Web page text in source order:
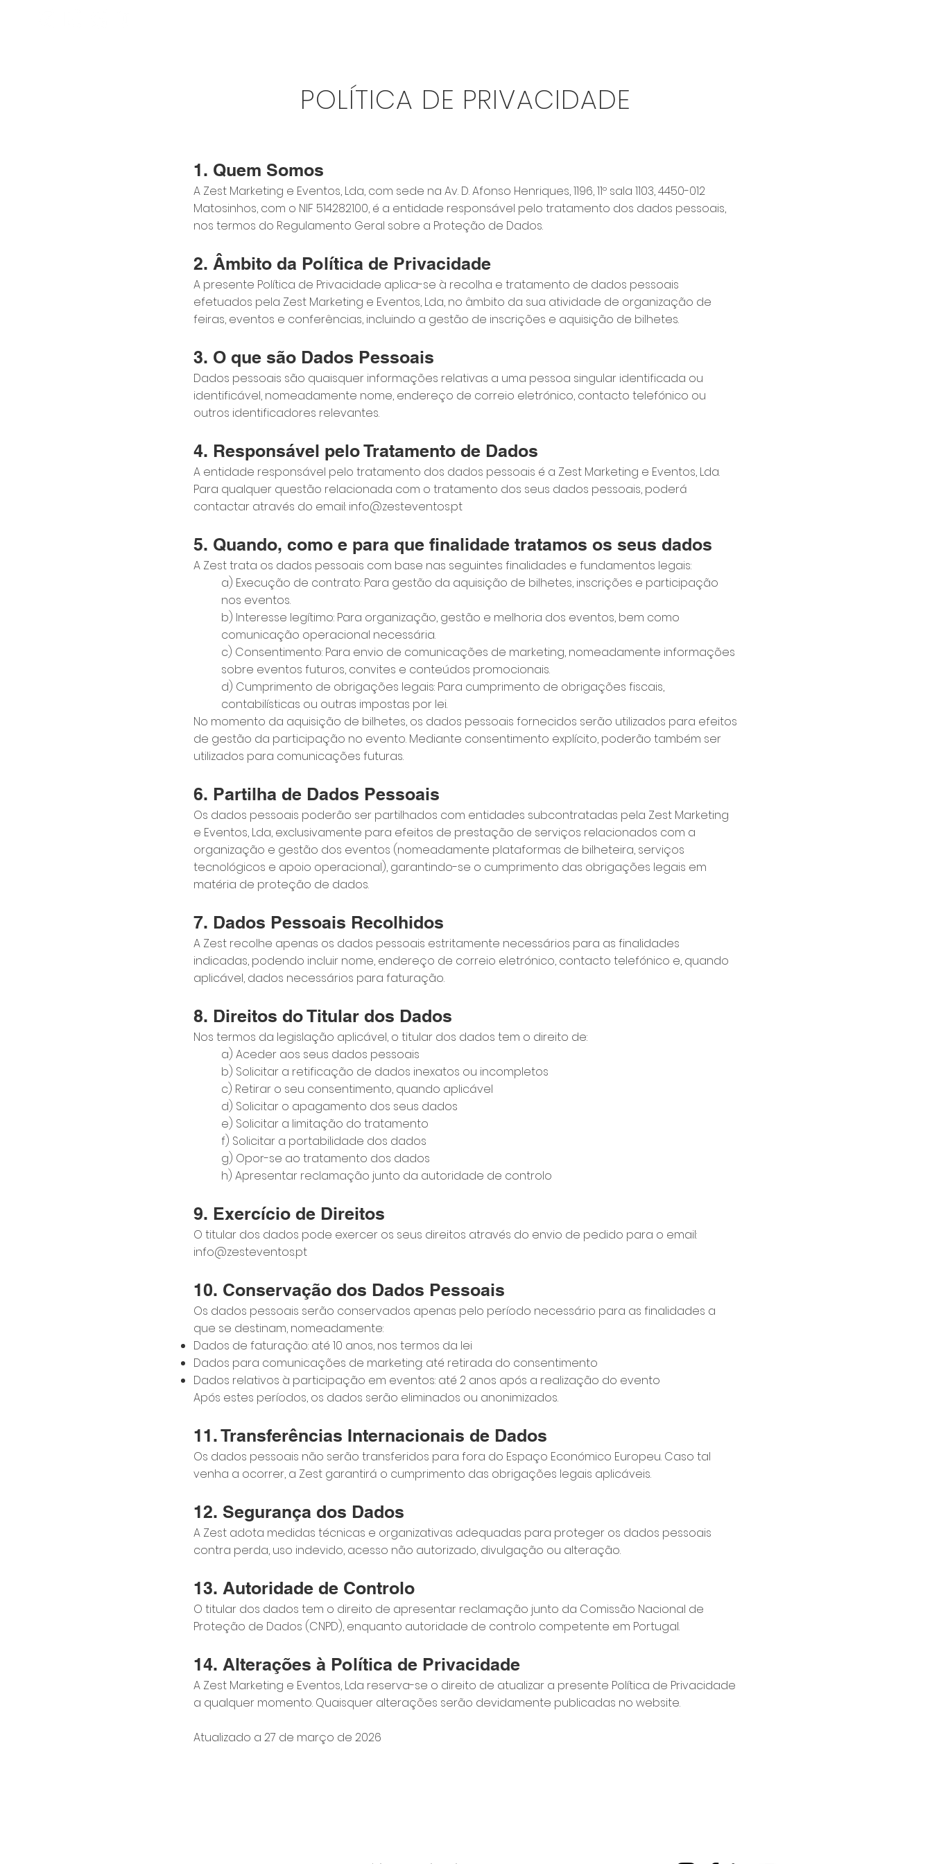
POLÍTICA DE PRIVACIDADE
1. Quem Somos
A Zest Marketing e Eventos, Lda, com sede na Av. D. Afonso Henriques, 1196, 11º sala 1103, 4450-012
Matosinhos, com o NIF 514282100, é a entidade responsável pelo tratamento dos dados pessoais,
nos termos do Regulamento Geral sobre a Proteção de Dados.
2. Âmbito da Política de Privacidade
A presente Política de Privacidade aplica-se à recolha e tratamento de dados pessoais
efetuados pela Zest Marketing e Eventos, Lda, no âmbito da sua atividade de organização de
feiras, eventos e conferências, incluindo a gestão de inscrições e aquisição de bilhetes.
3. O que são Dados Pessoais
Dados pessoais são quaisquer informações relativas a uma pessoa singular identificada ou
identificável, nomeadamente nome, endereço de correio eletrónico, contacto telefónico ou
outros identificadores relevantes.
4. Responsável pelo Tratamento de Dados
A entidade responsável pelo tratamento dos dados pessoais é a Zest Marketing e Eventos, Lda.
Para qualquer questão relacionada com o tratamento dos seus dados pessoais, poderá
contactar através do email: info@zesteventos.pt
5. Quando, como e para que finalidade tratamos os seus dados
A Zest trata os dados pessoais com base nas seguintes finalidades e fundamentos legais:
a) Execução de contrato: Para gestão da aquisição de bilhetes, inscrições e participação
nos eventos.
b) Interesse legítimo: Para organização, gestão e melhoria dos eventos, bem como
comunicação operacional necessária.
c) Consentimento: Para envio de comunicações de marketing, nomeadamente informações
sobre eventos futuros, convites e conteúdos promocionais.
d) Cumprimento de obrigações legais: Para cumprimento de obrigações fiscais,
contabilísticas ou outras impostas por lei.
No momento da aquisição de bilhetes, os dados pessoais fornecidos serão utilizados para efeitos
de gestão da participação no evento. Mediante consentimento explícito, poderão também ser
utilizados para comunicações futuras.
6. Partilha de Dados Pessoais
Os dados pessoais poderão ser partilhados com entidades subcontratadas pela Zest Marketing
e Eventos, Lda, exclusivamente para efeitos de prestação de serviços relacionados com a
organização e gestão dos eventos (nomeadamente plataformas de bilheteira, serviços
tecnológicos e apoio operacional), garantindo-se o cumprimento das obrigações legais em
matéria de proteção de dados.
7. Dados Pessoais Recolhidos
A Zest recolhe apenas os dados pessoais estritamente necessários para as finalidades
indicadas, podendo incluir nome, endereço de correio eletrónico, contacto telefónico e, quando
aplicável, dados necessários para faturação.
8. Direitos do Titular dos Dados
Nos termos da legislação aplicável, o titular dos dados tem o direito de:
a) Aceder aos seus dados pessoais
b) Solicitar a retificação de dados inexatos ou incompletos
c) Retirar o seu consentimento, quando aplicável
d) Solicitar o apagamento dos seus dados
e) Solicitar a limitação do tratamento
f) Solicitar a portabilidade dos dados
g) Opor-se ao tratamento dos dados
h) Apresentar reclamação junto da autoridade de controlo
9. Exercício de Direitos
O titular dos dados pode exercer os seus direitos através do envio de pedido para o email:
info@zesteventos.pt
10. Conservação dos Dados Pessoais
Os dados pessoais serão conservados apenas pelo período necessário para as finalidades a
que se destinam, nomeadamente:
Dados de faturação: até 10 anos, nos termos da lei
Dados para comunicações de marketing: até retirada do consentimento
Dados relativos à participação em eventos: até 2 anos após a realização do evento
Após estes períodos, os dados serão eliminados ou anonimizados.
11. Transferências Internacionais de Dados
Os dados pessoais não serão transferidos para fora do Espaço Económico Europeu. Caso tal
venha a ocorrer, a Zest garantirá o cumprimento das obrigações legais aplicáveis.
12. Segurança dos Dados
A Zest adota medidas técnicas e organizativas adequadas para proteger os dados pessoais
contra perda, uso indevido, acesso não autorizado, divulgação ou alteração.
13. Autoridade de Controlo
O titular dos dados tem o direito de apresentar reclamação junto da Comissão Nacional de
Proteção de Dados (CNPD), enquanto autoridade de controlo competente em Portugal.
14. Alterações à Política de Privacidade
A Zest Marketing e Eventos, Lda reserva-se o direito de atualizar a presente Política de Privacidade
a qualquer momento. Quaisquer alterações serão devidamente publicadas no website.
Atualizado a 27 de março de 2026